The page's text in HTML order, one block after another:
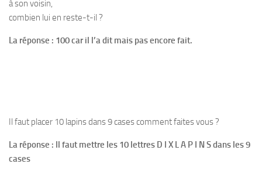
à son voisin,
combien lui en reste-t-il ?
La réponse : 100 car il l’a dit mais pas encore fait.
Il faut placer 10 lapins dans 9 cases comment faites vous ?
La réponse : Il faut mettre les 10 lettres D I X L A P I N S dans les 9
cases